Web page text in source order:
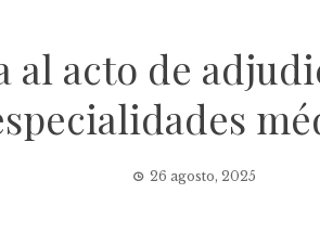
acto de
26 agosto, 2025